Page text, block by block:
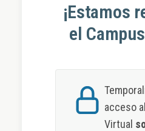
¡Estamos
el
acceso
Virtual